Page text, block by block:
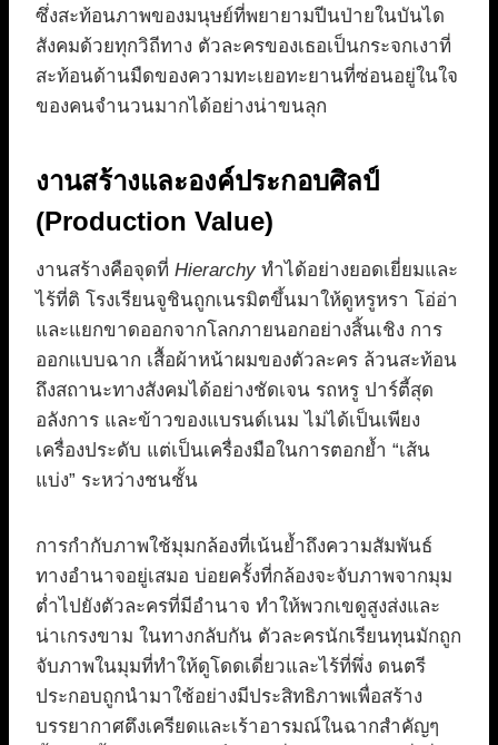
ซึ่งสะท้อนภาพของมนุษย์ที่พยายามปีนป่ายในบันได
สังคมด้วยทุกวิถีทาง ตัวละครของเธอเป็นกระจกเงาที่
สะท้อนด้านมืดของความทะเยอทะยานที่ซ่อนอยู่ในใจ
ของคนจำนวนมากได้อย่างน่าขนลุก
งานสร้างและองค์ประกอบศิลป์
(Production Value)
งานสร้างคือจุดที่ Hierarchy ทำได้อย่างยอดเยี่ยมและ
ไร้ที่ติ โรงเรียนจูชินถูกเนรมิตขึ้นมาให้ดูหรูหรา โอ่อ่า
และแยกขาดออกจากโลกภายนอกอย่างสิ้นเชิง การ
ออกแบบฉาก เสื้อผ้าหน้าผมของตัวละคร ล้วนสะท้อน
ถึงสถานะทางสังคมได้อย่างชัดเจน รถหรู ปาร์ตี้สุด
อลังการ และข้าวของแบรนด์เนม ไม่ได้เป็นเพียง
เครื่องประดับ แต่เป็นเครื่องมือในการตอกย้ำ “เส้น
แบ่ง” ระหว่างชนชั้น
การกำกับภาพใช้มุมกล้องที่เน้นย้ำถึงความสัมพันธ์
ทางอำนาจอยู่เสมอ บ่อยครั้งที่กล้องจะจับภาพจากมุม
ต่ำไปยังตัวละครที่มีอำนาจ ทำให้พวกเขดูสูงส่งและ
น่าเกรงขาม ในทางกลับกัน ตัวละครนักเรียนทุนมักถูก
จับภาพในมุมที่ทำให้ดูโดดเดี่ยวและไร้ที่พึ่ง ดนตรี
ประกอบถูกนำมาใช้อย่างมีประสิทธิภาพเพื่อสร้าง
บรรยากาศตึงเครียดและเร้าอารมณ์ในฉากสำคัญๆ